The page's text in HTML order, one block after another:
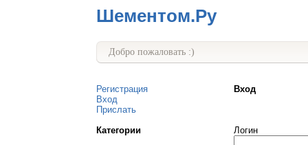
Шементом.Ру
Добро пожаловать :)
Регистрация
Вход
Прислать
Категории
Вход
Логин